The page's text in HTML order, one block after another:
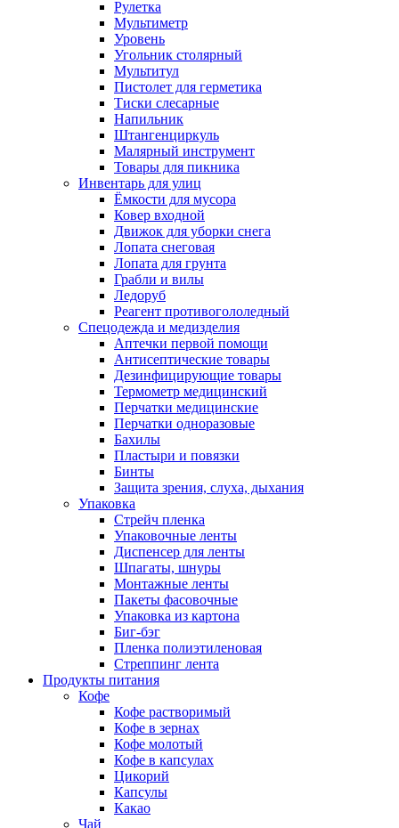
Рулетка
Мультиметр
Уровень
Угольник столярный
Мультитул
Пистолет для герметика
Тиски слесарные
Напильник
Штангенциркуль
Малярный инструмент
Товары для пикника
Инвентарь для улиц
Ёмкости для мусора
Ковер входной
Движок для уборки снега
Лопата снеговая
Лопата для грунта
Грабли и вилы
Ледоруб
Реагент противогололедный
Спецодежда и медизделия
Аптечки первой помощи
Антисептические товары
Дезинфицирующие товары
Термометр медицинский
Перчатки медицинские
Перчатки одноразовые
Бахилы
Пластыри и повязки
Бинты
Защита зрения, слуха, дыхания
Упаковка
Стрейч пленка
Упаковочные ленты
Диспенсер для ленты
Шпагаты, шнуры
Монтажные ленты
Пакеты фасовочные
Упаковка из картона
Биг-бэг
Пленка полиэтиленовая
Стреппинг лента
Продукты питания
Кофе
Кофе растворимый
Кофе в зернах
Кофе молотый
Кофе в капсулах
Цикорий
Капсулы
Какао
Чай